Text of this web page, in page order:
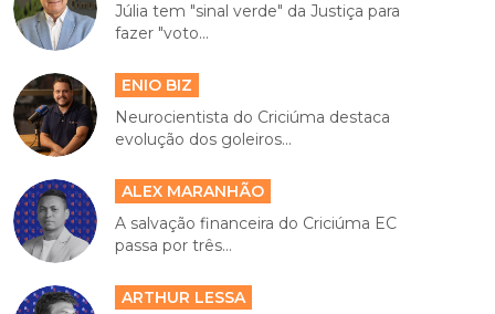
Júlia tem "sinal verde" da Justiça para
fazer "voto...
ENIO BIZ
Neurocientista do Criciúma destaca
evolução dos goleiros...
ALEX MARANHÃO
A salvação financeira do Criciúma EC
passa por três...
ARTHUR LESSA